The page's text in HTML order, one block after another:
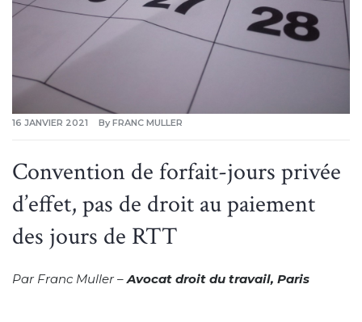
16 JANVIER 2021 By FRANC MULLER
Convention de forfait-jours privée
d’effet, pas de droit au paiement
des jours de RTT
Par Franc Muller –Avocat droit du travail, Paris